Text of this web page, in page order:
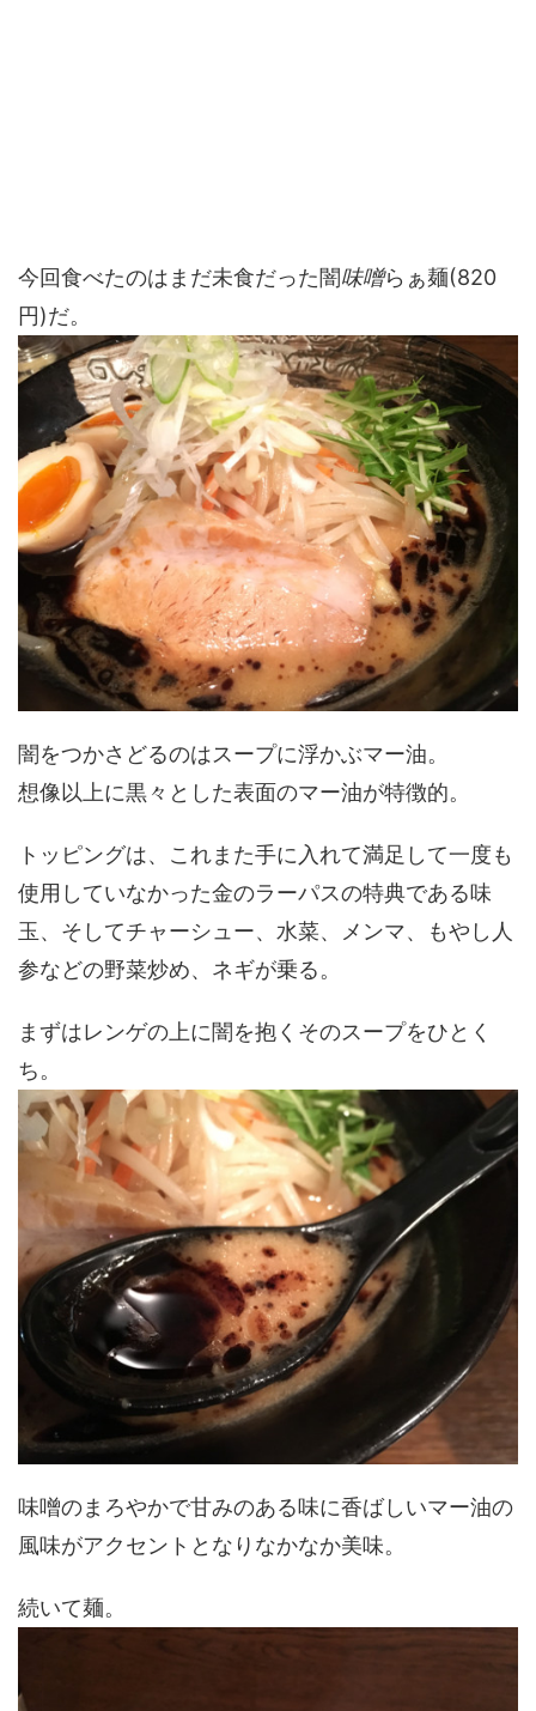
今回食べたのはまだ未食だった闇味噌らぁ麺(820
円)だ。
闇をつかさどるのはスープに浮かぶマー油。
想像以上に黒々とした表面のマー油が特徴的。
トッピングは、これまた手に入れて満足して一度も
使用していなかった金のラーパスの特典である味
玉、そしてチャーシュー、水菜、メンマ、もやし人
参などの野菜炒め、ネギが乗る。
まずはレンゲの上に闇を抱くそのスープをひとく
ち。
味噌のまろやかで甘みのある味に香ばしいマー油の
風味がアクセントとなりなかなか美味。
続いて麺。